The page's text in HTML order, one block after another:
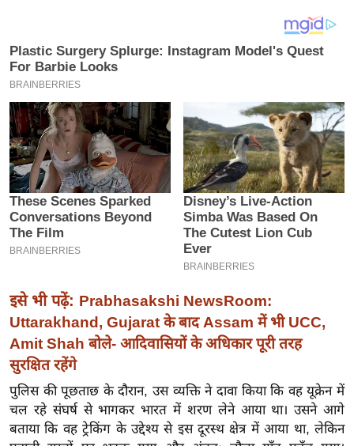
के
ट
I
P
L
2
0
2
6
क्रा
म
ई
पे
प
र
मि
सा
इसे भी पढ़ें: Prabhasakshi NewsRoom:
Uttarakhand, Gujarat के बाद Assam में भी UCC,
Amit Shah बोले- आदिवासियों के अधिकार पूरी तरह
सुरक्षित रहेंगे
पुलिस की पूछताछ के दौरान, उस व्यक्ति ने दावा किया कि वह यूक्रेन में
चल रहे संघर्ष से भागकर भारत में शरण लेने आया था। उसने आगे
बताया कि वह ट्रेकिंग के उद्देश्य से इस दूरस्थ क्षेत्र में आया था, लेकिन